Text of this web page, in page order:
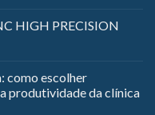
HIGH PRECISION
como escolher
produtividade da clínica